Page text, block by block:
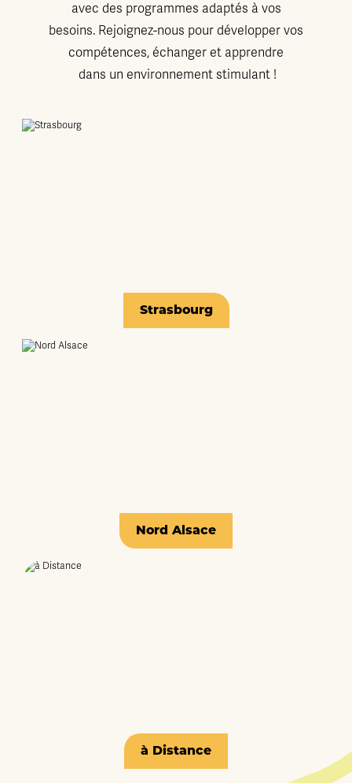
avec des programmes adaptés à vos
besoins. Rejoignez-nous pour développer vos
compétences, échanger et apprendre
dans un environnement stimulant !
Strasbourg
Nord Alsace
à Distance